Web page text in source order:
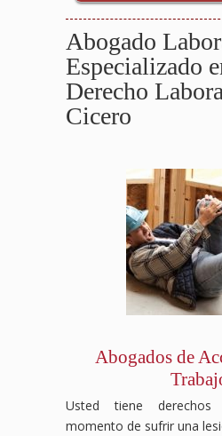
Abogado
Especializado
Derecho
Cicero
Abogados de
Usted tiene
momento de sufrir una